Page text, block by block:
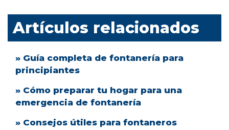
Artículos relacionados
» Guía completa de fontanería para
principiantes
» Cómo preparar tu hogar para una
emergencia de fontanería
» Consejos útiles para fontaneros